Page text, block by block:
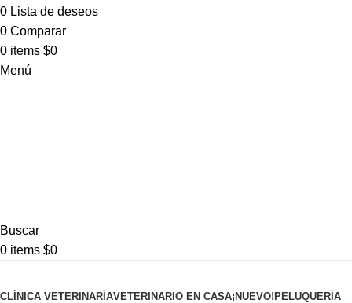
0 Lista de deseos
0 Comparar
0 items $0
Menú
Buscar
0 items $0
CLÍNICA VETERINARÍAVETERINARIO EN CASA¡NUEVO! PELUQUERÍA